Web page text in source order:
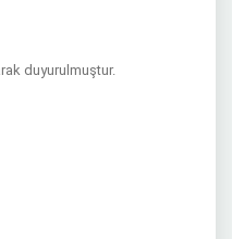
duyurulmuştur.